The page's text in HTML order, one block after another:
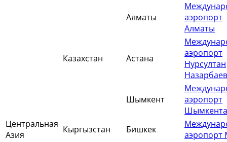
Центральная
Азия
Казахстан
Алматы
аэропорт
Алматы
Астана
аэропорт
Нурсултан
Назарбаев
Шымкент
аэропорт
Шымкента
Кыргызстан
Бишкек
аэропорт